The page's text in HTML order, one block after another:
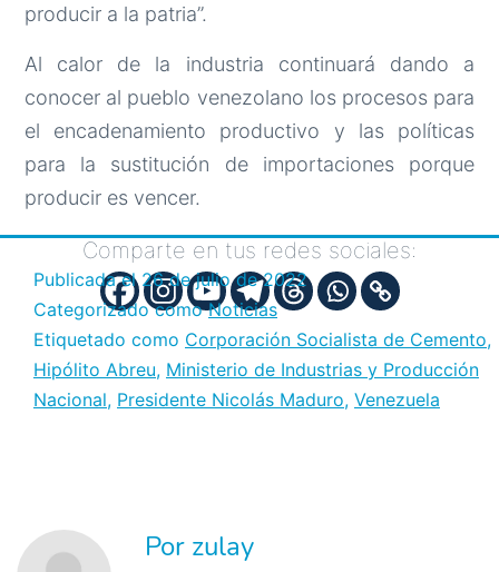
producir a la patria”.
Al calor de la industria continuará dando a
conocer al pueblo venezolano los procesos para
el encadenamiento productivo y las políticas
para la sustitución de importaciones porque
producir es vencer.
Comparte en tus redes sociales:
Publicada el 26 de julio de 2022
Categorizado comoNoticias
Etiquetado como Corporación Socialista de Cemento,
Hipólito Abreu, Ministerio de Industrias y Producción
Nacional, Presidente Nicolás Maduro, Venezuela
Por zulay